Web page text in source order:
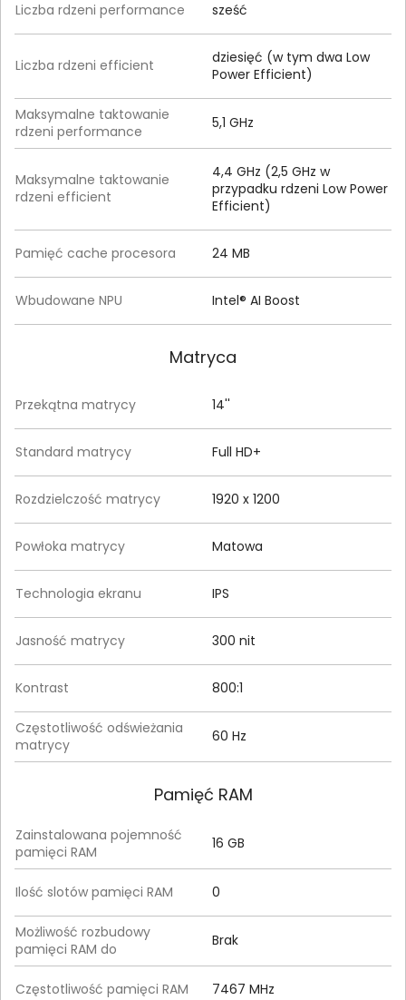
Liczba rdzeni performance sześć
Liczba rdzeni efficient
dziesięć (w tym dwa Low
Power Efficient)
Maksymalne taktowanie
rdzeni performance
5,1 GHz
Maksymalne taktowanie
rdzeni efficient
4,4 GHz (2,5 GHz w
przypadku rdzeni Low Power
Efficient)
Pamięć cache procesora 24 MB
Wbudowane NPU Intel® AI Boost
Matryca
Przekątna matrycy 14''
Standard matrycy Full HD+
Rozdzielczość matrycy 1920 x 1200
Powłoka matrycy Matowa
Technologia ekranu IPS
Jasność matrycy 300 nit
Kontrast 800:1
Częstotliwość odświeżania
matrycy
60 Hz
Pamięć RAM
Zainstalowana pojemność
pamięci RAM
16 GB
Ilość slotów pamięci RAM 0
Możliwość rozbudowy
pamięci RAM do
Brak
Częstotliwość pamięci RAM 7467 MHz